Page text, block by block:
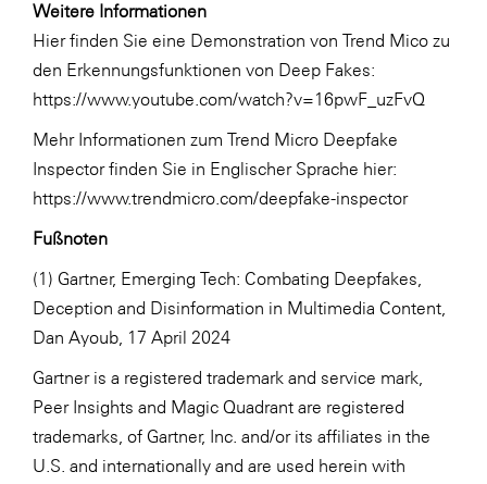
Weitere Informationen
Hier finden Sie eine Demonstration von Trend Mico zu
den Erkennungsfunktionen von Deep Fakes:
https://www.youtube.com/watch?v=16pwF_uzFvQ
Mehr Informationen zum Trend Micro Deepfake
Inspector finden Sie in Englischer Sprache hier:
https://www.trendmicro.com/deepfake-inspector
Fußnoten
(1) Gartner, Emerging Tech: Combating Deepfakes,
Deception and Disinformation in Multimedia Content,
Dan Ayoub, 17 April 2024
Gartner is a registered trademark and service mark,
Peer Insights and Magic Quadrant are registered
trademarks, of Gartner, Inc. and/or its affiliates in the
U.S. and internationally and are used herein with